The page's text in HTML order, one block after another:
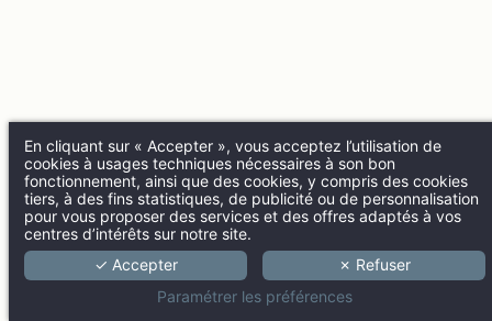
En cliquant sur « Accepter », vous acceptez l’utilisation de
cookies à usages techniques nécessaires à son bon
fonctionnement, ainsi que des cookies, y compris des cookies
tiers, à des fins statistiques, de publicité ou de personnalisation
pour vous proposer des services et des offres adaptés à vos
centres d’intérêts sur notre site.
✓ Accepter
✗ Refuser
Paramétrer les préférences